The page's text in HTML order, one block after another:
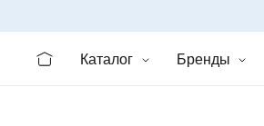
Каталог Бренды